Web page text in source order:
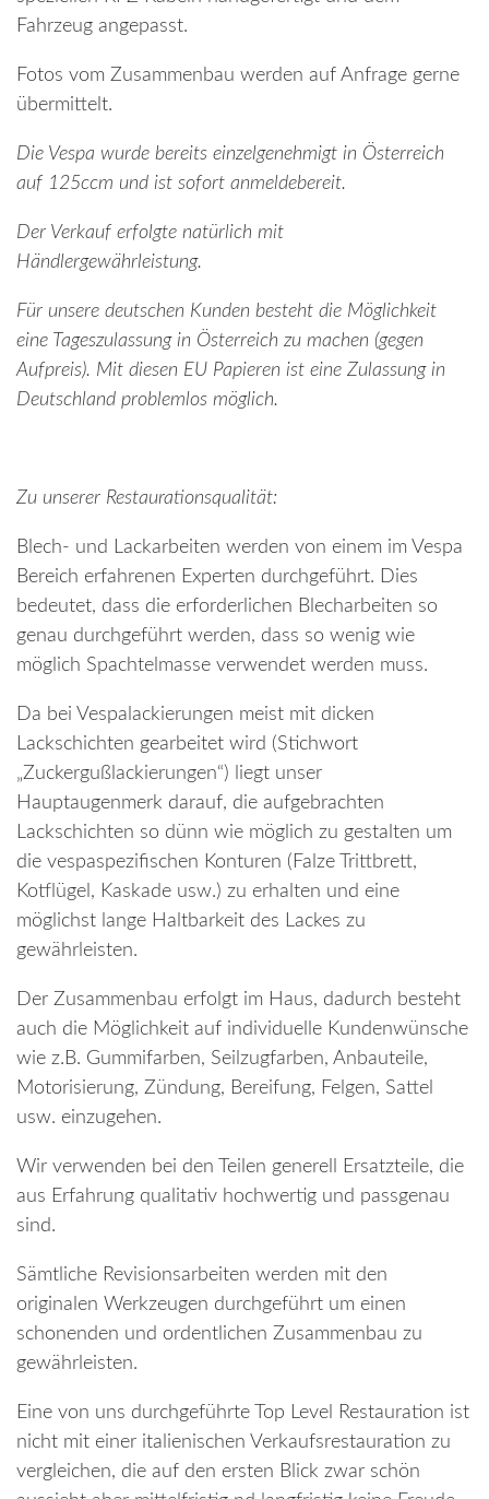
Fahrzeug angepasst.
Fotos vom Zusammenbau werden auf Anfrage gerne
übermittelt.
Die Vespa wurde bereits einzelgenehmigt in Österreich
auf 125ccm und ist sofort anmeldebereit.
Der Verkauf erfolgte natürlich mit
Händlergewährleistung.
Für unsere deutschen Kunden besteht die Möglichkeit
eine Tageszulassung in Österreich zu machen (gegen
Aufpreis). Mit diesen EU Papieren ist eine Zulassung in
Deutschland problemlos möglich.
Zu unserer Restaurationsqualität:
Blech- und Lackarbeiten werden von einem im Vespa
Bereich erfahrenen Experten durchgeführt. Dies
bedeutet, dass die erforderlichen Blecharbeiten so
genau durchgeführt werden, dass so wenig wie
möglich Spachtelmasse verwendet werden muss.
Da bei Vespalackierungen meist mit dicken
Lackschichten gearbeitet wird (Stichwort
„Zuckergußlackierungen“) liegt unser
Hauptaugenmerk darauf, die aufgebrachten
Lackschichten so dünn wie möglich zu gestalten um
die vespaspezifischen Konturen (Falze Trittbrett,
Kotflügel, Kaskade usw.) zu erhalten und eine
möglichst lange Haltbarkeit des Lackes zu
gewährleisten.
Der Zusammenbau erfolgt im Haus, dadurch besteht
auch die Möglichkeit auf individuelle Kundenwünsche
wie z.B. Gummifarben, Seilzugfarben, Anbauteile,
Motorisierung, Zündung, Bereifung, Felgen, Sattel
usw. einzugehen.
Wir verwenden bei den Teilen generell Ersatzteile, die
aus Erfahrung qualitativ hochwertig und passgenau
sind.
Sämtliche Revisionsarbeiten werden mit den
originalen Werkzeugen durchgeführt um einen
schonenden und ordentlichen Zusammenbau zu
gewährleisten.
Eine von uns durchgeführte Top Level Restauration ist
nicht mit einer italienischen Verkaufsrestauration zu
vergleichen, die auf den ersten Blick zwar schön